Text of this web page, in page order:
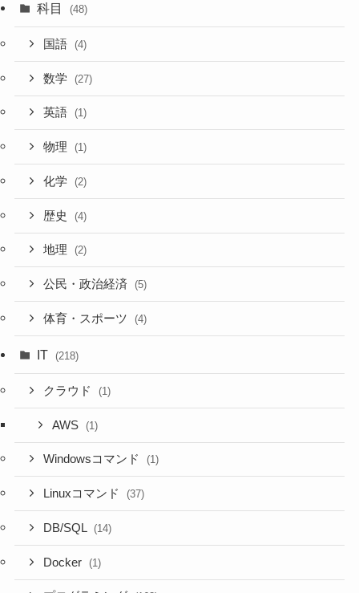
科目 (48)
国語 (4)
数学 (27)
英語 (1)
物理 (1)
化学 (2)
歴史 (4)
地理 (2)
公民・政治経済 (5)
体育・スポーツ (4)
IT (218)
クラウド (1)
AWS (1)
Windowsコマンド (1)
Linuxコマンド (37)
DB/SQL (14)
Docker (1)